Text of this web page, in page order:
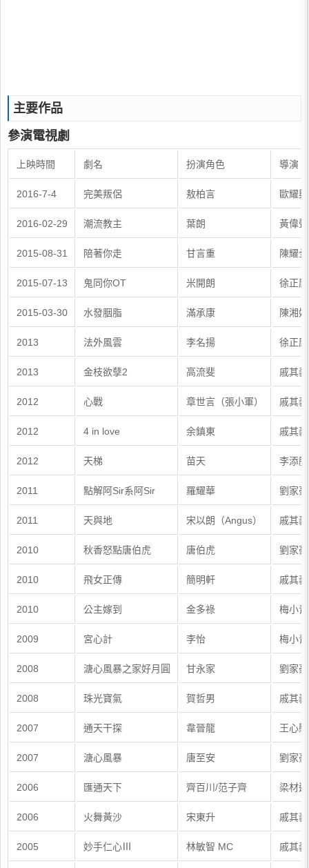
主要作品
參演電視劇
上映時間 劇名 扮演角色 導演
2016-7-4 完美叛侶 敖柏言 歐耀興
2016-02-29 潮流教主 葉朗 黃偉聲
2015-08-31 陪著你走 甘言重 陳耀全
2015-07-13 鬼同你OT 米開朗 徐正康
2015-03-30 水發胭脂 滿承康 陳湘娟
2013 法外風雲 李名揚 徐正康
2013 金枝欲孽2 高流斐 戚其義
2012 心戰 章世言（張小軍） 戚其義
2012 4 in love 余鎮東 戚其義
2012 天梯 苗天 李添勝
2011 點解阿Sir系阿Sir 羅耀華 劉家
2011 天與地 宋以朗（Angus） 戚其義
2010 秋香怒點唐伯虎 唐伯虎 劉家豪
2010 飛女正傳 簡明軒 戚其義
2010 公主嫁到 金多祿 梅小青
2009 宮心計 李怡 梅小青
2008 溏心風暴之家好月圓 甘永家 劉家豪
2008 珠光寶氣 賀哲男 戚其義
2007 通天干探 韋晉龍 王心慰
2007 溏心風暴 唐至安 劉家豪
2006 匯通天下 齊百川/范子齊 梁材遠
2006 火舞黃沙 宋東升 戚其義
2005 妙手仁心Ⅲ 林敏智 MC 戚其義